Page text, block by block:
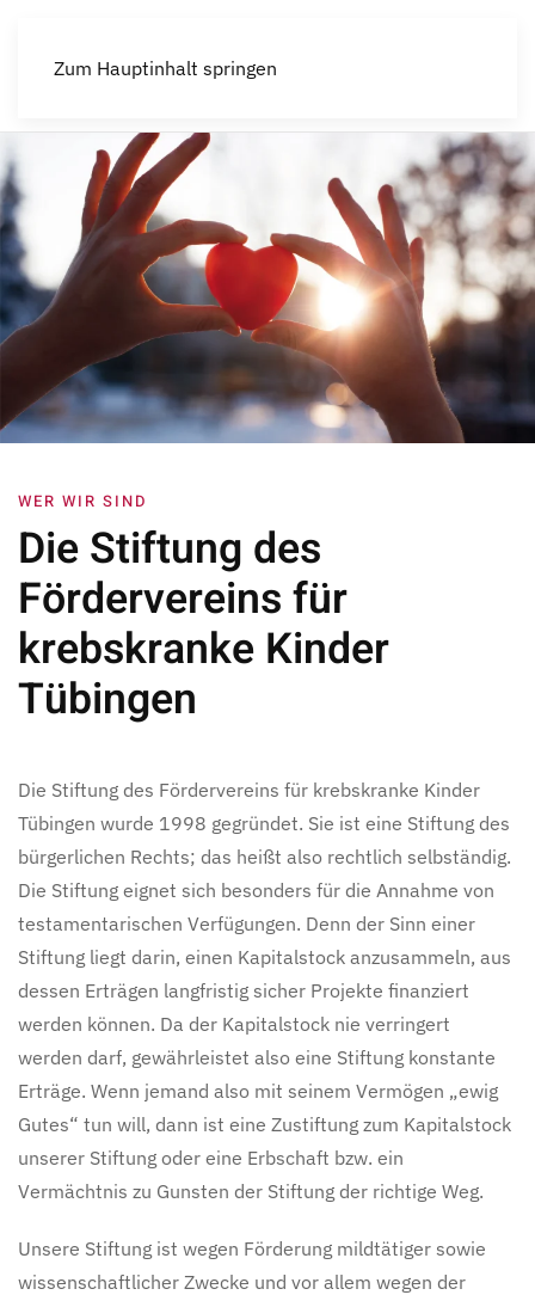
Zum Hauptinhalt springen
WER WIR SIND
Die Stiftung des
Fördervereins für
krebskranke Kinder
Tübingen
Die Stiftung des Fördervereins für krebskranke Kinder
Tübingen wurde 1998 gegründet. Sie ist eine Stiftung des
bürgerlichen Rechts; das heißt also rechtlich selbständig.
Die Stiftung eignet sich besonders für die Annahme von
testamentarischen Verfügungen. Denn der Sinn einer
Stiftung liegt darin, einen Kapitalstock anzusammeln, aus
dessen Erträgen langfristig sicher Projekte finanziert
werden können. Da der Kapitalstock nie verringert
werden darf, gewährleistet also eine Stiftung konstante
Erträge. Wenn jemand also mit seinem Vermögen „ewig
Gutes“ tun will, dann ist eine Zustiftung zum Kapitalstock
unserer Stiftung oder eine Erbschaft bzw. ein
Vermächtnis zu Gunsten der Stiftung der richtige Weg.
Unsere Stiftung ist wegen Förderung mildtätiger sowie
wissenschaftlicher Zwecke und vor allem wegen der